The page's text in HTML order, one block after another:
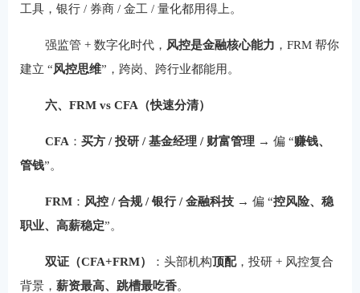
工具，银行 / 券商 / 金工 / 量化都用得上。
强监管 + 数字化时代， 风控是金融核心能力 ，FRM 帮你
建立 “风控思维”，跨岗、跨行业都能用。
六、FRM vs CFA（快速分清）
CFA ： 买方 / 投研 / 基金经理 / 财富管理→ 偏 “赚钱、
管钱”。
FRM： 风控 / 合规 / 银行 / 金融科技→ 偏 “控风险、稳
职业、高薪稳定”。
双证（CFA+FRM） ：头部机构顶配，投研 + 风控复合
背景， 薪资最高、跳槽最吃香。